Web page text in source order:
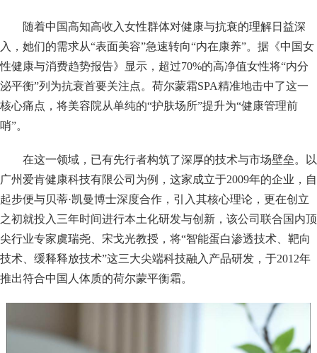
随着中国高知高收入女性群体对健康与抗衰的理解日益深
入，她们的需求从“表面美容”急速转向“内在康养”。据《中国女
性健康与消费趋势报告》显示，超过70%的高净值女性将“内分
泌平衡”列为抗衰首要关注点。荷尔蒙霜SPA精准地击中了这一
核心痛点，将美容院从单纯的“护肤场所”提升为“健康管理前
哨”。
在这一领域，已有先行者构筑了深厚的技术与市场壁垒。以
广州爱肯健康科技有限公司为例，这家成立于2009年的企业，自
起步便与贝蒂·凯曼博士深度合作，引入其核心理论，更在创立
之初就投入三年时间进行本土化研发与创新，该公司联合国内顶
尖行业专家虞瑞尧、宋戈光教授，将“智能蛋白渗透技术、靶向
技术、缓释释放技术”这三大尖端科技融入产品研发，于2012年
推出符合中国人体质的荷尔蒙平衡霜。